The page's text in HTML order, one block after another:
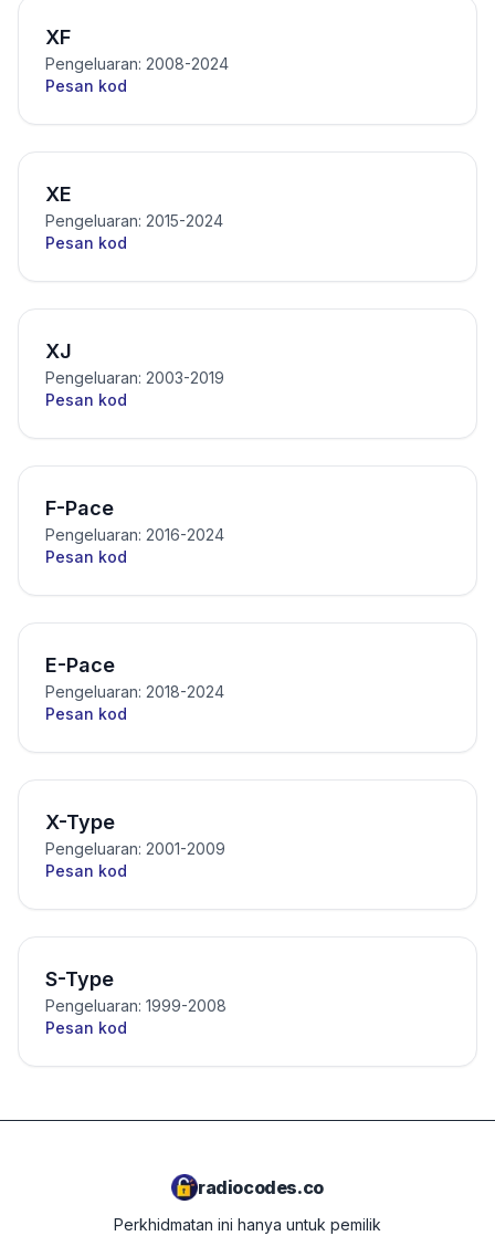
XF
Pengeluaran: 2008-2024
Pesan kod
XE
Pengeluaran: 2015-2024
Pesan kod
XJ
Pengeluaran: 2003-2019
Pesan kod
F-Pace
Pengeluaran: 2016-2024
Pesan kod
E-Pace
Pengeluaran: 2018-2024
Pesan kod
X-Type
Pengeluaran: 2001-2009
Pesan kod
S-Type
Pengeluaran: 1999-2008
Pesan kod
radiocodes.co
Perkhidmatan ini hanya untuk pemilik